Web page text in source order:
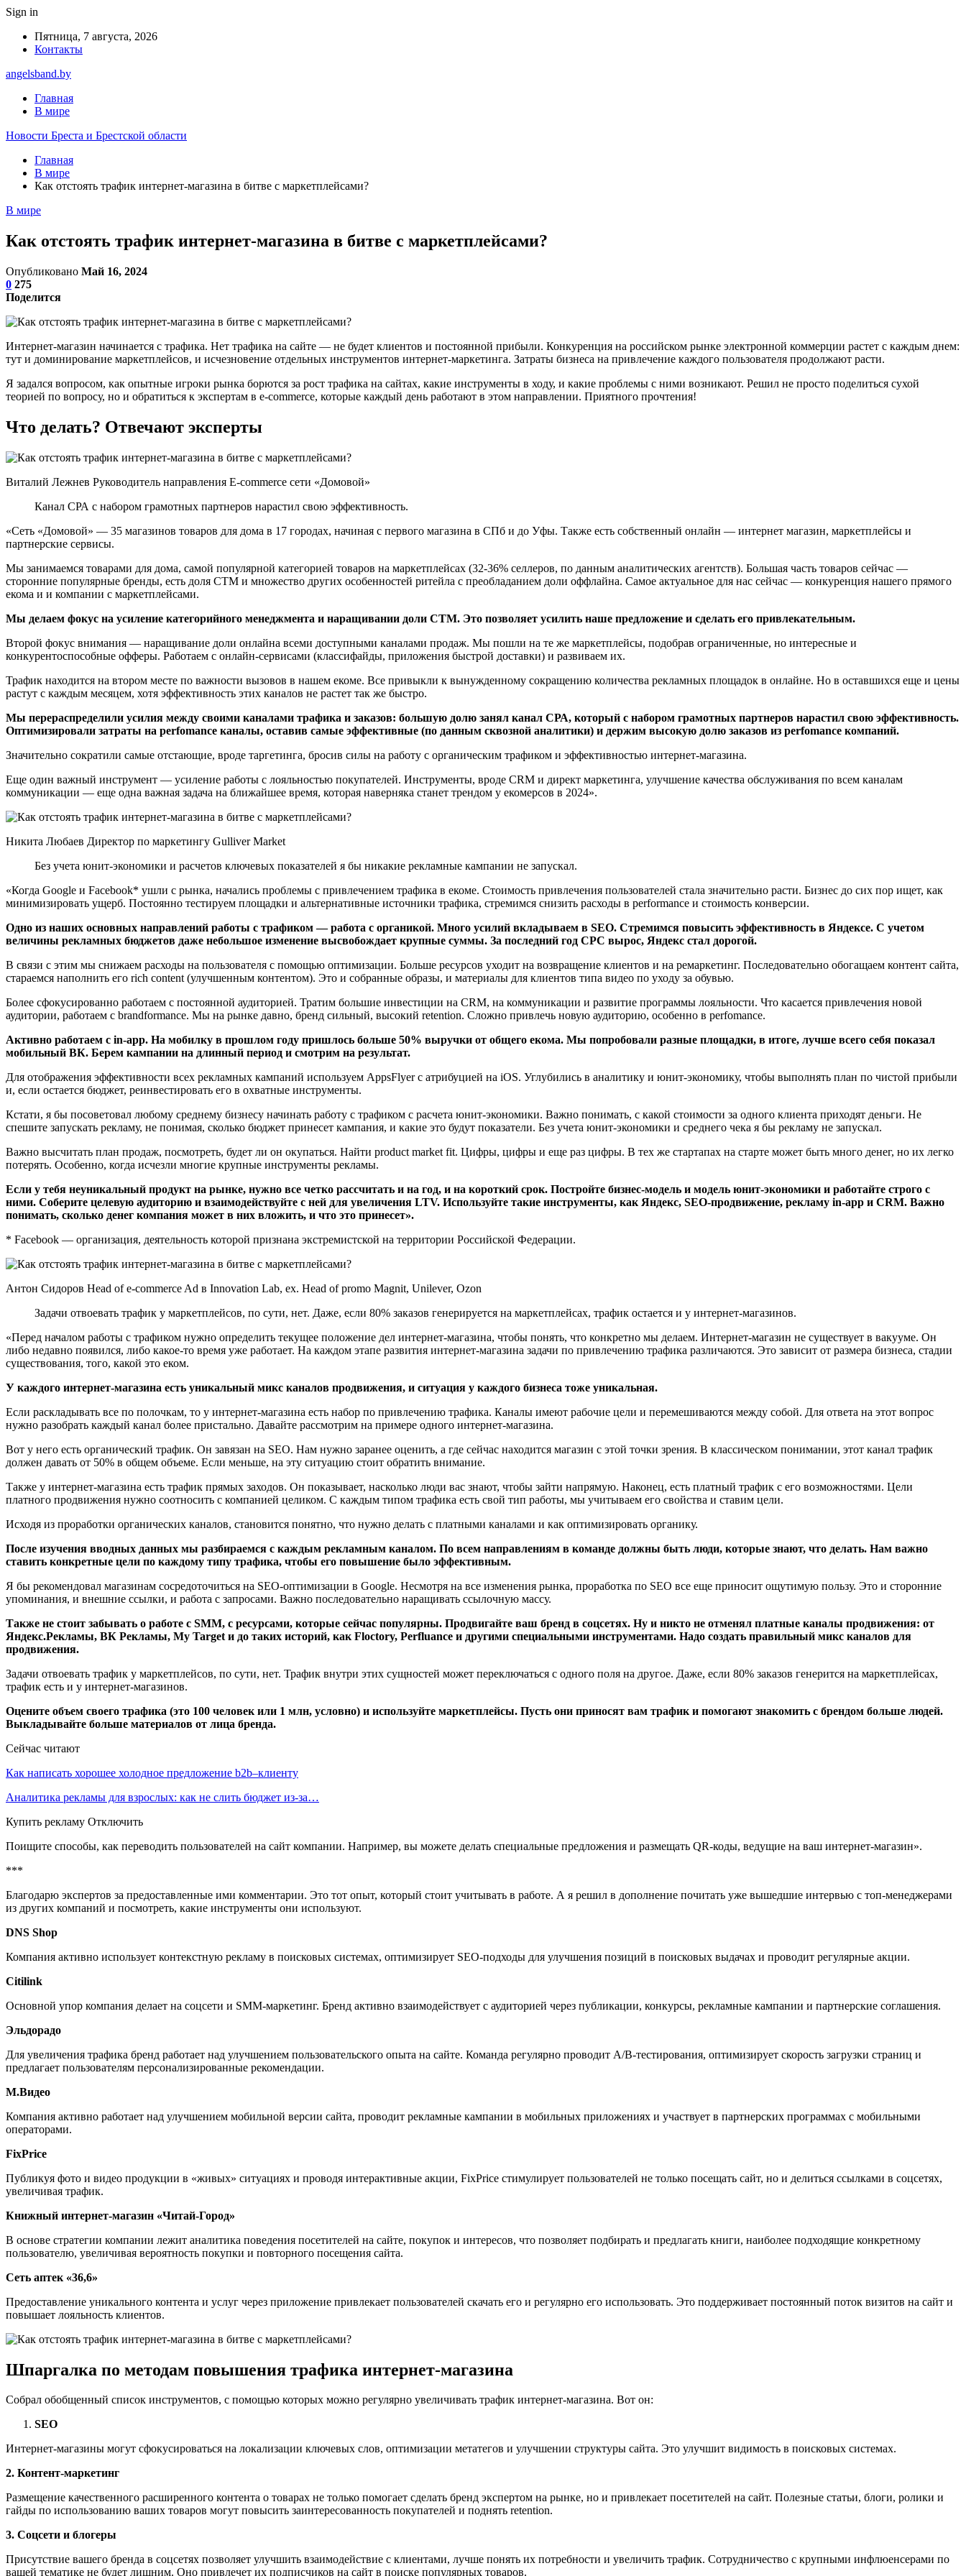
Sign in
Пятница, 7 августа, 2026
Контакты
angelsband.by
Главная
В мире
Новости Бреста и Брестской области
Главная
В мире
Как отстоять трафик интернет-магазина в битве с маркетплейсами?
В мире
Как отстоять трафик интернет-магазина в битве с маркетплейсами?
Опубликовано Май 16, 2024
0 275
Поделится
Интернет-магазин начинается с трафика. Нет трафика на сайте — не будет клиентов и постоянной прибыли. Конкуренция на российском рынке электронной коммерции растет с каждым днем:
тут и доминирование маркетплейсов, и исчезновение отдельных инструментов интернет-маркетинга. Затраты бизнеса на привлечение каждого пользователя продолжают расти.
Я задался вопросом, как опытные игроки рынка борются за рост трафика на сайтах, какие инструменты в ходу, и какие проблемы с ними возникают. Решил не просто поделиться сухой
теорией по вопросу, но и обратиться к экспертам в e-commerce, которые каждый день работают в этом направлении. Приятного прочтения!
Что делать? Отвечают эксперты
Виталий Лежнев Руководитель направления E-commerce сети «Домовой»
Канал СРА с набором грамотных партнеров нарастил свою эффективность.
«Сеть «Домовой» — 35 магазинов товаров для дома в 17 городах, начиная с первого магазина в СПб и до Уфы. Также есть собственный онлайн — интернет магазин, маркетплейсы и
партнерские сервисы.
Мы занимаемся товарами для дома, самой популярной категорией товаров на маркетплейсах (32-36% селлеров, по данным аналитических агентств). Большая часть товаров сейчас —
сторонние популярные бренды, есть доля СТМ и множество других особенностей ритейла с преобладанием доли оффлайна. Самое актуальное для нас сейчас — конкуренция нашего прямого
екома и и компании с маркетплейсами.
Мы делаем фокус на усиление категорийного менеджмента и наращивании доли СТМ. Это позволяет усилить наше предложение и сделать его привлекательным.
Второй фокус внимания — наращивание доли онлайна всеми доступными каналами продаж. Мы пошли на те же маркетплейсы, подобрав ограниченные, но интересные и
конкурентоспособные офферы. Работаем с онлайн-сервисами (классифайды, приложения быстрой доставки) и развиваем их.
Трафик находится на втором месте по важности вызовов в нашем екоме. Все привыкли к вынужденному сокращению количества рекламных площадок в онлайне. Но в оставшихся еще и цены
растут с каждым месяцем, хотя эффективность этих каналов не растет так же быстро.
Мы перераспределили усилия между своими каналами трафика и заказов: большую долю занял канал СРА, который с набором грамотных партнеров нарастил свою эффективность.
Оптимизировали затраты на perfomance каналы, оставив самые эффективные (по данным сквозной аналитики) и держим высокую долю заказов из perfomance компаний.
Значительно сократили самые отстающие, вроде таргетинга, бросив силы на работу с органическим трафиком и эффективностью интернет-магазина.
Еще один важный инструмент — усиление работы с лояльностью покупателей. Инструменты, вроде CRM и директ маркетинга, улучшение качества обслуживания по всем каналам
коммуникации — еще одна важная задача на ближайшее время, которая наверняка станет трендом у екомерсов в 2024».
Никита Любаев Директор по маркетингу Gulliver Market
Без учета юнит-экономики и расчетов ключевых показателей я бы никакие рекламные кампании не запускал.
«Когда Google и Facebook* ушли с рынка, начались проблемы с привлечением трафика в екоме. Стоимость привлечения пользователей стала значительно расти. Бизнес до сих пор ищет, как
минимизировать ущерб. Постоянно тестируем площадки и альтернативные источники трафика, стремимся снизить расходы в performance и стоимость конверсии.
Одно из наших основных направлений работы с трафиком — работа с органикой. Много усилий вкладываем в SEO. Стремимся повысить эффективность в Яндексе. С учетом
величины рекламных бюджетов даже небольшое изменение высвобождает крупные суммы. За последний год CPC вырос, Яндекс стал дорогой.
В связи с этим мы снижаем расходы на пользователя с помощью оптимизации. Больше ресурсов уходит на возвращение клиентов и на ремаркетинг. Последовательно обогащаем контент сайта,
стараемся наполнить его rich content (улучшенным контентом). Это и собранные образы, и материалы для клиентов типа видео по уходу за обувью.
Более сфокусированно работаем с постоянной аудиторией. Тратим большие инвестиции на CRM, на коммуникации и развитие программы лояльности. Что касается привлечения новой
аудитории, работаем с brandformance. Мы на рынке давно, бренд сильный, высокий retention. Сложно привлечь новую аудиторию, особенно в perfomance.
Активно работаем с in-app. На мобилку в прошлом году пришлось больше 50% выручки от общего екома. Мы попробовали разные площадки, в итоге, лучше всего себя показал
мобильный ВК. Берем кампании на длинный период и смотрим на результат.
Для отображения эффективности всех рекламных кампаний используем AppsFlyer c атрибуцией на iOS. Углубились в аналитику и юнит-экономику, чтобы выполнять план по чистой прибыли
и, если остается бюджет, реинвестировать его в охватные инструменты.
Кстати, я бы посоветовал любому среднему бизнесу начинать работу с трафиком с расчета юнит-экономики. Важно понимать, с какой стоимости за одного клиента приходят деньги. Не
спешите запускать рекламу, не понимая, сколько бюджет принесет кампания, и какие это будут показатели. Без учета юнит-экономики и среднего чека я бы рекламу не запускал.
Важно высчитать план продаж, посмотреть, будет ли он окупаться. Найти product market fit. Цифры, цифры и еще раз цифры. В тех же стартапах на старте может быть много денег, но их легко
потерять. Особенно, когда исчезли многие крупные инструменты рекламы.
Если у тебя неуникальный продукт на рынке, нужно все четко рассчитать и на год, и на короткий срок. Постройте бизнес-модель и модель юнит-экономики и работайте строго с
ними. Соберите целевую аудиторию и взаимодействуйте с ней для увеличения LTV. Используйте такие инструменты, как Яндекс, SEO-продвижение, рекламу in-app и CRM. Важно
понимать, сколько денег компания может в них вложить, и что это принесет».
* Facebook — организация, деятельность которой признана экстремистской на территории Российской Федерации.
Антон Сидоров Head of e-commerce Ad в Innovation Lab, ex. Head of promo Magnit, Unilever, Ozon
Задачи отвоевать трафик у маркетплейсов, по сути, нет. Даже, если 80% заказов генерируется на маркетплейсах, трафик остается и у интернет-магазинов.
«Перед началом работы с трафиком нужно определить текущее положение дел интернет-магазина, чтобы понять, что конкретно мы делаем. Интернет-магазин не существует в вакууме. Он
либо недавно появился, либо какое-то время уже работает. На каждом этапе развития интернет-магазина задачи по привлечению трафика различаются. Это зависит от размера бизнеса, стадии
существования, того, какой это еком.
У каждого интернет-магазина есть уникальный микс каналов продвижения, и ситуация у каждого бизнеса тоже уникальная.
Если раскладывать все по полочкам, то у интернет-магазина есть набор по привлечению трафика. Каналы имеют рабочие цели и перемешиваются между собой. Для ответа на этот вопрос
нужно разобрать каждый канал более пристально. Давайте рассмотрим на примере одного интернет-магазина.
Вот у него есть органический трафик. Он завязан на SEO. Нам нужно заранее оценить, а где сейчас находится магазин с этой точки зрения. В классическом понимании, этот канал трафик
должен давать от 50% в общем объеме. Если меньше, на эту ситуацию стоит обратить внимание.
Также у интернет-магазина есть трафик прямых заходов. Он показывает, насколько люди вас знают, чтобы зайти напрямую. Наконец, есть платный трафик с его возможностями. Цели
платного продвижения нужно соотносить с компанией целиком. С каждым типом трафика есть свой тип работы, мы учитываем его свойства и ставим цели.
Исходя из проработки органических каналов, становится понятно, что нужно делать с платными каналами и как оптимизировать органику.
После изучения вводных данных мы разбираемся с каждым рекламным каналом. По всем направлениям в команде должны быть люди, которые знают, что делать. Нам важно
ставить конкретные цели по каждому типу трафика, чтобы его повышение было эффективным.
Я бы рекомендовал магазинам сосредоточиться на SEO-оптимизации в Google. Несмотря на все изменения рынка, проработка по SEO все еще приносит ощутимую пользу. Это и сторонние
упоминания, и внешние ссылки, и работа с запросами. Важно последовательно наращивать ссылочную массу.
Также не стоит забывать о работе с SMM, с ресурсами, которые сейчас популярны. Продвигайте ваш бренд в соцсетях. Ну и никто не отменял платные каналы продвижения: от
Яндекс.Рекламы, ВК Рекламы, My Target и до таких историй, как Floctory, Perfluance и другими специальными инструментами. Надо создать правильный микс каналов для
продвижения.
Задачи отвоевать трафик у маркетплейсов, по сути, нет. Трафик внутри этих сущностей может переключаться с одного поля на другое. Даже, если 80% заказов генерится на маркетплейсах,
трафик есть и у интернет-магазинов.
Оцените объем своего трафика (это 100 человек или 1 млн, условно) и используйте маркетплейсы. Пусть они приносят вам трафик и помогают знакомить с брендом больше людей.
Выкладывайте больше материалов от лица бренда.
Сейчас читают
Как написать хорошее холодное предложение b2b–клиенту
Аналитика рекламы для взрослых: как не слить бюджет из-за…
Купить рекламу Отключить
Поищите способы, как переводить пользователей на сайт компании. Например, вы можете делать специальные предложения и размещать QR-коды, ведущие на ваш интернет-магазин».
***
Благодарю экспертов за предоставленные ими комментарии. Это тот опыт, который стоит учитывать в работе. А я решил в дополнение почитать уже вышедшие интервью с топ-менеджерами
из других компаний и посмотреть, какие инструменты они используют.
DNS Shop
Компания активно использует контекстную рекламу в поисковых системах, оптимизирует SEO-подходы для улучшения позиций в поисковых выдачах и проводит регулярные акции.
Citilink
Основной упор компания делает на соцсети и SMM-маркетинг. Бренд активно взаимодействует с аудиторией через публикации, конкурсы, рекламные кампании и партнерские соглашения.
Эльдорадо
Для увеличения трафика бренд работает над улучшением пользовательского опыта на сайте. Команда регулярно проводит A/B-тестирования, оптимизирует скорость загрузки страниц и
предлагает пользователям персонализированные рекомендации.
М.Видео
Компания активно работает над улучшением мобильной версии сайта, проводит рекламные кампании в мобильных приложениях и участвует в партнерских программах с мобильными
операторами.
FixPrice
Публикуя фото и видео продукции в «живых» ситуациях и проводя интерактивные акции, FixPrice стимулирует пользователей не только посещать сайт, но и делиться ссылками в соцсетях,
увеличивая трафик.
Книжный интернет-магазин «Читай-Город»
В основе стратегии компании лежит аналитика поведения посетителей на сайте, покупок и интересов, что позволяет подбирать и предлагать книги, наиболее подходящие конкретному
пользователю, увеличивая вероятность покупки и повторного посещения сайта.
Сеть аптек «36,6»
Предоставление уникального контента и услуг через приложение привлекает пользователей скачать его и регулярно его использовать. Это поддерживает постоянный поток визитов на сайт и
повышает лояльность клиентов.
Шпаргалка по методам повышения трафика интернет-магазина
Собрал обобщенный список инструментов, с помощью которых можно регулярно увеличивать трафик интернет-магазина. Вот он:
SEO
Интернет-магазины могут сфокусироваться на локализации ключевых слов, оптимизации метатегов и улучшении структуры сайта. Это улучшит видимость в поисковых системах.
2. Контент-маркетинг
Размещение качественного расширенного контента о товарах не только помогает сделать бренд экспертом на рынке, но и привлекает посетителей на сайт. Полезные статьи, блоги, ролики и
гайды по использованию ваших товаров могут повысить заинтересованность покупателей и поднять retention.
3. Соцсети и блогеры
Присутствие вашего бренда в соцсетях позволяет улучшить взаимодействие с клиентами, лучше понять их потребности и увеличить трафик. Сотрудничество с крупными инфлюенсерами по
вашей тематике не будет лишним. Оно привлечет их подписчиков на сайт в поиске популярных товаров.